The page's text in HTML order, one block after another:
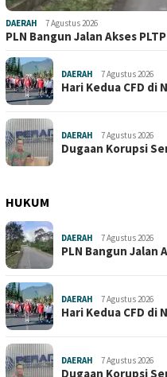
DAERAH 7 Agustus 2026
PLN Bangun Jalan Akses
DAERAH 7 Agustus 2026
Hari Kedua CFD di
DAERAH 7 Agustus 2026
Dugaan Korupsi
HUKUM
DAERAH 7 Agustus 2026
PLN Bangun Jalan
DAERAH 7 Agustus 2026
Hari Kedua CFD di
DAERAH 7 Agustus 2026
Dugaan Korupsi